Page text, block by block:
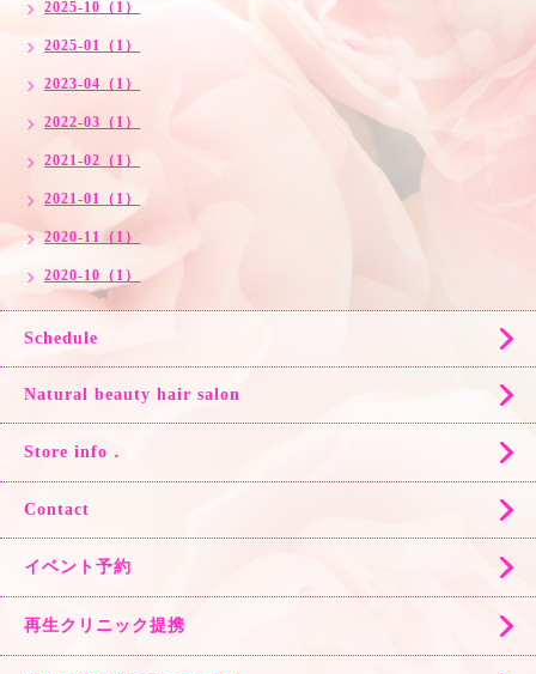
2025-10（1）
2025-01（1）
2023-04（1）
2022-03（1）
2021-02（1）
2021-01（1）
2020-11（1）
2020-10（1）
Schedule
Natural beauty hair salon
Store info．
Contact
イベント予約
再生クリニック提携